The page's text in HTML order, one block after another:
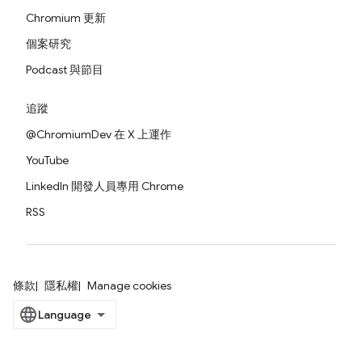
Chromium 更新
個案研究
Podcast 與節目
追蹤
@ChromiumDev 在 X 上運作
YouTube
LinkedIn 開發人員專用 Chrome
RSS
條款 隱私權 Manage cookies